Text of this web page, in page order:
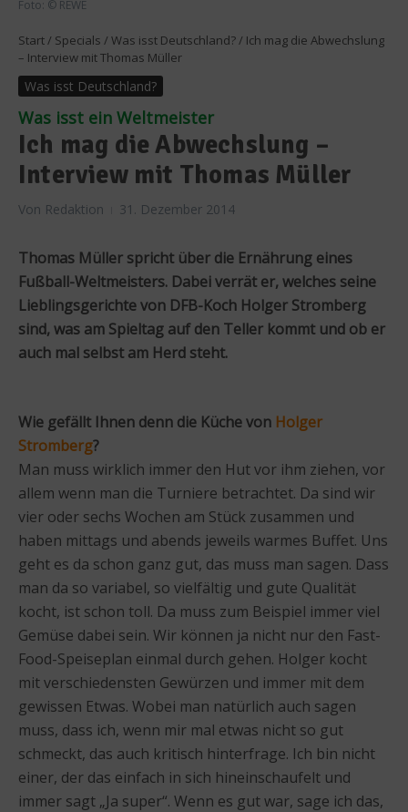
Foto: © REWE
Start / Specials / Was isst Deutschland? / Ich mag die Abwechslung
– Interview mit Thomas Müller
Was isst Deutschland?
Was isst ein Weltmeister
Ich mag die Abwechslung –
Interview mit Thomas Müller
Von Redaktion 31. Dezember 2014
Thomas Müller spricht über die Ernährung eines
Fußball-Weltmeisters. Dabei verrät er, welches seine
Lieblingsgerichte von DFB-Koch Holger Stromberg
sind, was am Spieltag auf den Teller kommt und ob er
auch mal selbst am Herd steht.
Wie gefällt Ihnen denn die Küche von Holger
Stromberg?
Man muss wirklich immer den Hut vor ihm ziehen, vor
allem wenn man die Turniere betrachtet. Da sind wir
vier oder sechs Wochen am Stück zusammen und
haben mittags und abends jeweils warmes Buffet. Uns
geht es da schon ganz gut, das muss man sagen. Dass
man da so variabel, so vielfältig und gute Qualität
kocht, ist schon toll. Da muss zum Beispiel immer viel
Gemüse dabei sein. Wir können ja nicht nur den Fast-
Food-Speiseplan einmal durch gehen. Holger kocht
mit verschiedensten Gewürzen und immer mit dem
gewissen Etwas. Wobei man natürlich auch sagen
muss, dass ich, wenn mir mal etwas nicht so gut
schmeckt, das auch kritisch hinterfrage. Ich bin nicht
einer, der das einfach in sich hineinschaufelt und
immer sagt „Ja super“. Wenn es gut war, sage ich das,